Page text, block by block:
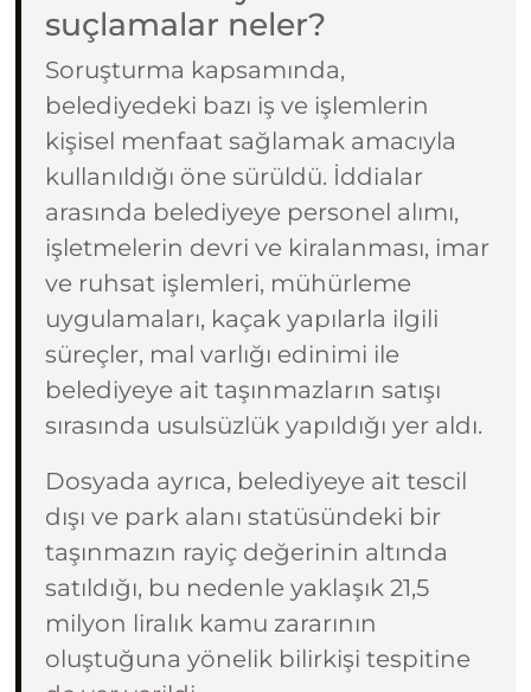
suçlamalar neler?
Soruşturma kapsamında,
belediyedeki bazı iş ve işlemlerin
kişisel menfaat sağlamak amacıyla
kullanıldığı öne sürüldü. İddialar
arasında belediyeye personel alımı,
işletmelerin devri ve kiralanması, imar
ve ruhsat işlemleri, mühürleme
uygulamaları, kaçak yapılarla ilgili
süreçler, mal varlığı edinimi ile
belediyeye ait taşınmazların satışı
sırasında usulsüzlük yapıldığı yer aldı.
Dosyada ayrıca, belediyeye ait tescil
dışı ve park alanı statüsündeki bir
taşınmazın rayiç değerinin altında
satıldığı, bu nedenle yaklaşık 21,5
milyon liralık kamu zararının
oluştuğuna yönelik bilirkişi tespitine